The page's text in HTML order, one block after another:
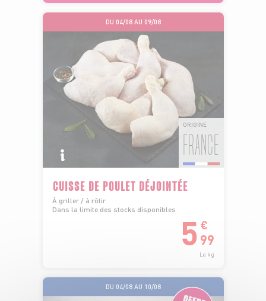
DU 04/08 AU 09/08
ORIGINE
FRANCE
CUISSE DE POULET DÉJOINTÉE
À griller / à rôtir
Dans la limite des stocks disponibles
5 €
99
Le kg
DU 04/08 AU 10/08